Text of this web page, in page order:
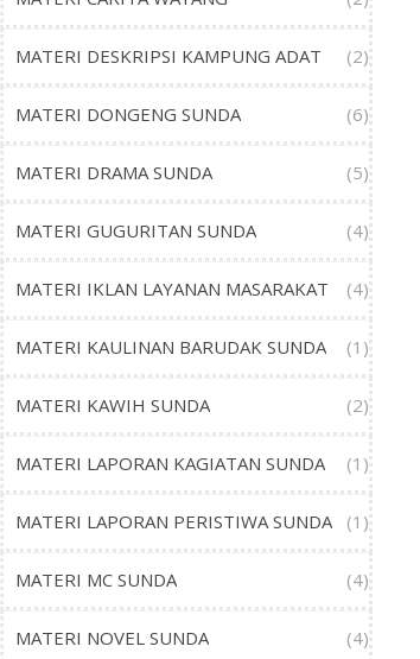
MATERI DESKRIPSI KAMPUNG ADAT (2)
MATERI DONGENG SUNDA (6)
MATERI DRAMA SUNDA (5)
MATERI GUGURITAN SUNDA (4)
MATERI IKLAN LAYANAN MASARAKAT (4)
MATERI KAULINAN BARUDAK SUNDA (1)
MATERI KAWIH SUNDA (2)
MATERI LAPORAN KAGIATAN SUNDA (1)
MATERI LAPORAN PERISTIWA SUNDA (1)
MATERI MC SUNDA (4)
MATERI NOVEL SUNDA (4)